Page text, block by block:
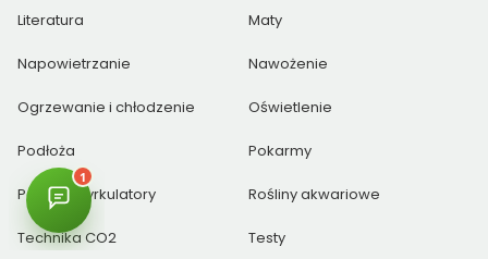
Literatura Maty
Napowietrzanie Nawożenie
Ogrzewanie i chłodzenie Oświetlenie
Podłoża Pokarmy
Pompy i cyrkulatory Rośliny akwariowe
Technika CO2 Testy